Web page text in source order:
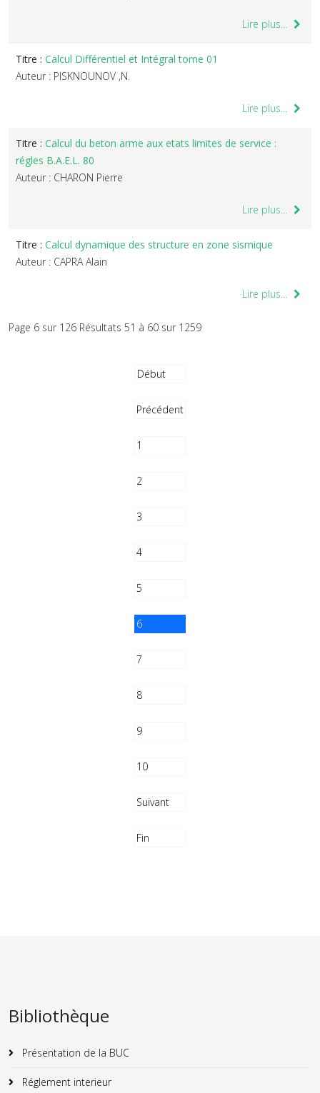
Lire plus...
Titre : Calcul Différentiel et Intégral tome 01
Auteur : PISKNOUNOV ,N.
Lire plus...
Titre : Calcul du beton arme aux etats limites de service :
régles B.A.E.L. 80
Auteur : CHARON Pierre
Lire plus...
Titre : Calcul dynamique des structure en zone sismique
Auteur : CAPRA Alain
Lire plus...
Page 6 sur 126 Résultats 51 à 60 sur 1259
Début
Précédent
1
2
3
4
5
6
7
8
9
10
Suivant
Fin
Bibliothèque
Présentation de la BUC
Réglement interieur